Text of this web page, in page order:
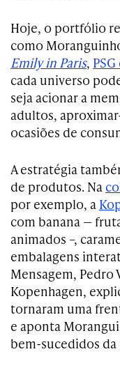
Hoje, o portfólio
como
Emily in Paris,
cada universo
seja acionar a
adultos,
ocasiões de
A estratégia
de produtos. Na
por exemplo, a
com banana —
animados –,
embalagens
Mensagem, Pedro
Kopenhagen,
tornaram uma
e aponta
bem-sucedidos da